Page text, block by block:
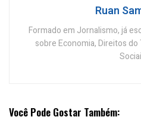
Ruan
Formado em Jornalismo, já
sobre Economia, Direitos
Você Pode Gostar Também: